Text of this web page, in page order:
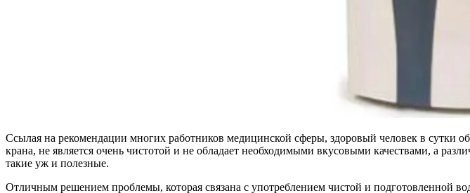
Ссылая на рекомендации многих работников медицинской сферы, здоровый человек в сутки
крана, не является очень чистотой и не обладает необходимыми вкусовыми качествами, а
такие уж и полезные.
Отличным решением проблемы, которая связана с употреблением чистой и подготовленной